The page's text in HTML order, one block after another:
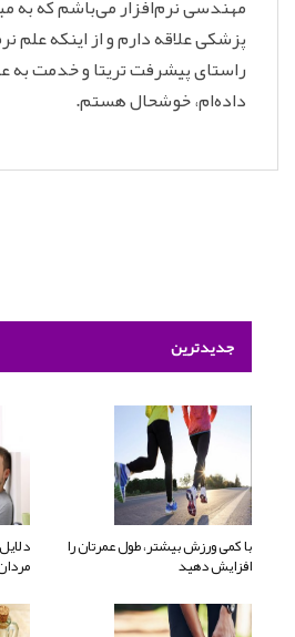
مهندسی نرم‌افزار می‌باشم که به
پزشکی علاقه دارم و از اینکه علم
راستای پیشرفت تریتا و خدمت به
داده‌ام، خوشحال هستم.
جدیدترین
با کمی ورزش بیشتر، طول عمرتان را
افزایش دهید